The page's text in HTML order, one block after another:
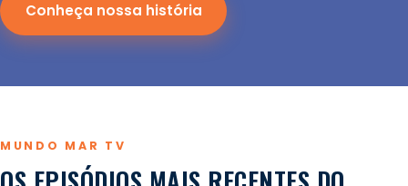
Conheça nossa história
MUNDO MAR TV